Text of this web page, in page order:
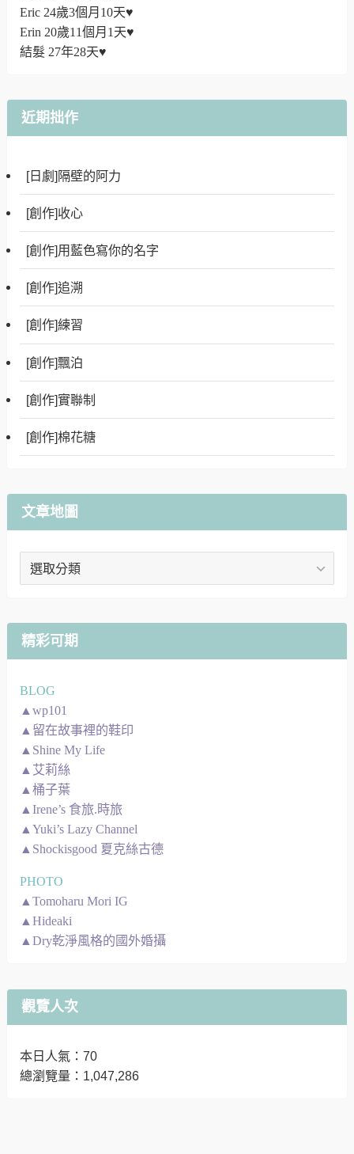
Eric 24歲3個月10天♥
Erin 20歲11個月1天♥
結髮 27年28天♥
近期拙作
[日劇]隔壁的阿力
[創作]收心
[創作]用藍色寫你的名字
[創作]追溯
[創作]練習
[創作]飄泊
[創作]實聯制
[創作]棉花糖
文章地圖
文
圖
精彩可期
BLOG
▲wp101
▲留在故事裡的鞋印
▲Shine My Life
▲艾莉絲
▲桶子葉
▲Irene’s 食旅.時旅
▲Yuki’s Lazy Channel
▲Shockisgood 夏克絲古德
PHOTO
▲Tomoharu Mori IG
▲Hideaki
▲Dry乾淨風格的國外婚攝
觀覽人次
本日人氣：70
總瀏覽量：1,047,286